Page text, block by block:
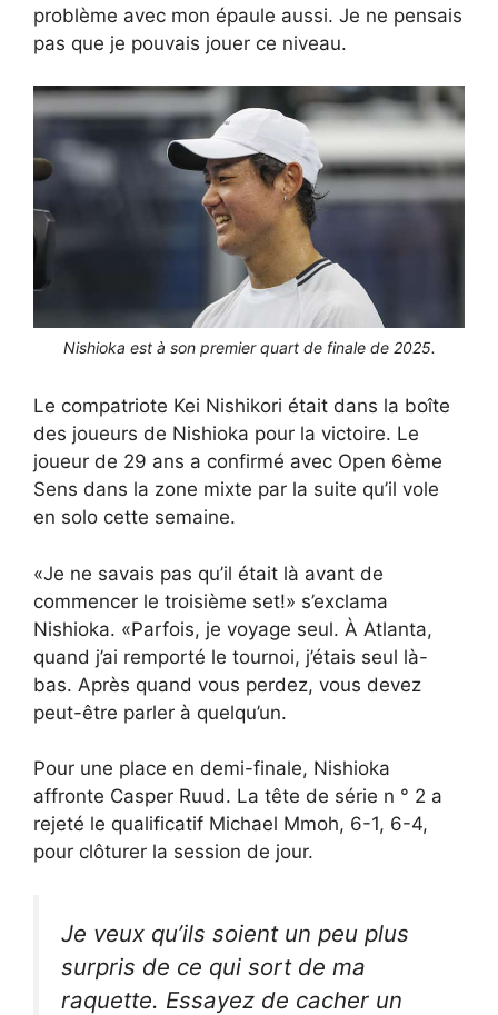
problème avec mon épaule aussi. Je ne pensais
pas que je pouvais jouer ce niveau.
Nishioka est à son premier quart de finale de 2025.
Le compatriote Kei Nishikori était dans la boîte
des joueurs de Nishioka pour la victoire. Le
joueur de 29 ans a confirmé avec Open 6ème
Sens dans la zone mixte par la suite qu’il vole
en solo cette semaine.
«Je ne savais pas qu’il était là avant de
commencer le troisième set!» s’exclama
Nishioka. «Parfois, je voyage seul. À Atlanta,
quand j’ai remporté le tournoi, j’étais seul là-
bas. Après quand vous perdez, vous devez
peut-être parler à quelqu’un.
Pour une place en demi-finale, Nishioka
affronte Casper Ruud. La tête de série n ° 2 a
rejeté le qualificatif Michael Mmoh, 6-1, 6-4,
pour clôturer la session de jour.
Je veux qu’ils soient un peu plus
surpris de ce qui sort de ma
raquette. Essayez de cacher un